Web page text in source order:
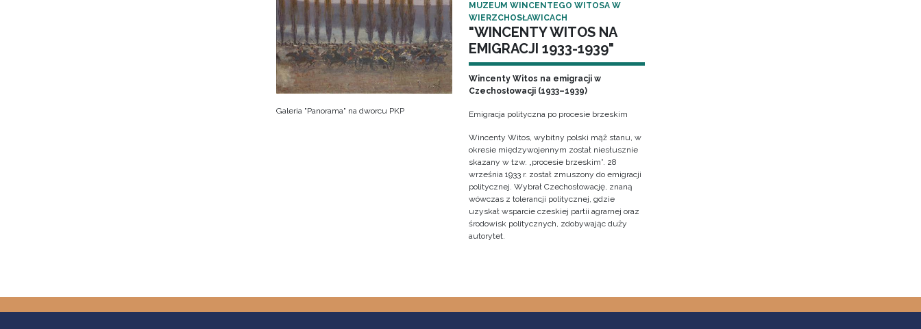
Galeria "Panorama" na dworcu PKP
MUZEUM WINCENTEGO WITOSA W
WIERZCHOSŁAWICACH
"WINCENTY WITOS NA
EMIGRACJI 1933-1939"
Wincenty Witos na emigracji w
Czechosłowacji (1933–1939)
Emigracja polityczna po procesie brzeskim
Wincenty Witos, wybitny polski mąż stanu, w
okresie międzywojennym został niesłusznie
skazany w tzw. „procesie brzeskim”. 28
września 1933 r. został zmuszony do emigracji
politycznej. Wybrał Czechosłowację, znaną
wówczas z tolerancji politycznej, gdzie
uzyskał wsparcie czeskiej partii agrarnej oraz
środowisk politycznych, zdobywając duży
autorytet.